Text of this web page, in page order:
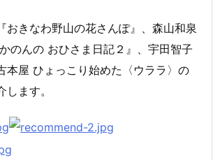
おきなわ野山の花さんぽ』、森山和泉
のんの おひさま日記２』、宇田智子
本屋 ひょっこり始めた〈ウララ〉の
ます。